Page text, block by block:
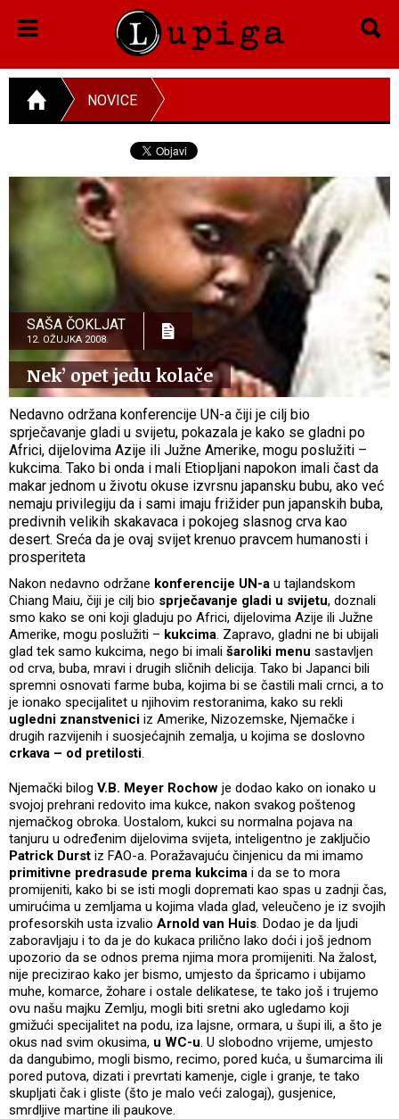
NOVICE
SAŠA ČOKLJAT
12. OŽUJKA 2008.
Nek’ opet jedu kolače
Nedavno održana konferencije UN-a čiji je cilj bio
sprječavanje gladi u svijetu, pokazala je kako se gladni po
Africi, dijelovima Azije ili Južne Amerike, mogu poslužiti –
kukcima. Tako bi onda i mali Etiopljani napokon imali čast da
makar jednom u životu okuse izvrsnu japansku bubu, ako već
nemaju privilegiju da i sami imaju frižider pun japanskih buba,
predivnih velikih skakavaca i pokojeg slasnog crva kao
desert. Sreća da je ovaj svijet krenuo pravcem humanosti i
prosperiteta
Nakon nedavno održane konferencije UN-a u tajlandskom
Chiang Maiu, čiji je cilj bio sprječavanje gladi u svijetu, doznali
smo kako se oni koji gladuju po Africi, dijelovima Azije ili Južne
Amerike, mogu poslužiti – kukcima. Zapravo, gladni ne bi ubijali
glad tek samo kukcima, nego bi imali šaroliki menu sastavljen
od crva, buba, mravi i drugih sličnih delicija. Tako bi Japanci bili
spremni osnovati farme buba, kojima bi se častili mali crnci, a to
je ionako specijalitet u njihovim restoranima, kako su rekli
ugledni znanstvenici iz Amerike, Nizozemske, Njemačke i
drugih razvijenih i suosjećajnih zemalja, u kojima se doslovno
crkava – od pretilosti.
Njemački bilog V.B. Meyer Rochow je dodao kako on ionako u
svojoj prehrani redovito ima kukce, nakon svakog poštenog
njemačkog obroka. Uostalom, kukci su normalna pojava na
tanjuru u određenim dijelovima svijeta, inteligentno je zaključio
Patrick Durst iz FAO-a. Poražavajuću činjenicu da mi imamo
primitivne predrasude prema kukcima i da se to mora
promijeniti, kako bi se isti mogli dopremati kao spas u zadnji čas,
umirućima u zemljama u kojima vlada glad, veleučeno je iz svojih
profesorskih usta izvalio Arnold van Huis. Dodao je da ljudi
zaboravljaju i to da je do kukaca prilično lako doći i još jednom
upozorio da se odnos prema njima mora promijeniti. Na žalost,
nije precizirao kako jer bismo, umjesto da špricamo i ubijamo
muhe, komarce, žohare i ostale delikatese, te tako još i trujemo
ovu našu majku Zemlju, mogli biti sretni ako ugledamo koji
gmižući specijalitet na podu, iza lajsne, ormara, u šupi ili, a što je
okus nad svim okusima, u WC-u. U slobodno vrijeme, umjesto
da dangubimo, mogli bismo, recimo, pored kuća, u šumarcima ili
pored putova, dizati i prevrtati kamenje, cigle i granje, te tako
skupljati čak i gliste (što je malo veći zalogaj), gusjenice,
smrdljive martine ili paukove.